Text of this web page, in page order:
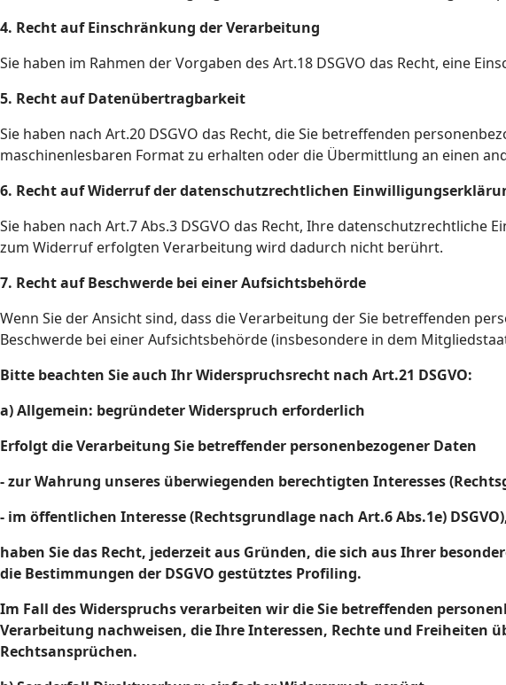
4. Recht auf Einschränkung der Verarbeitung
Sie haben im Rahmen der Vorgaben des Art.18 DSGVO das Recht, eine
5. Recht auf Datenübertragbarkeit
Sie haben nach Art.20 DSGVO das Recht, die Sie betreffenden
maschinenlesbaren Format zu erhalten oder die Übermittlung an einen
6. Recht auf Widerruf der datenschutzrechtlichen
Sie haben nach Art.7 Abs.3 DSGVO das Recht, Ihre
zum Widerruf erfolgten Verarbeitung wird dadurch nicht berührt.
7. Recht auf Beschwerde bei einer Aufsichtsbehörde
Wenn Sie der Ansicht sind, dass die Verarbeitung der Sie betreffenden
Beschwerde bei einer Aufsichtsbehörde (insbesondere in dem
Bitte beachten Sie auch Ihr Widerspruchsrecht nach Art.21 DSGVO:
a) Allgemein: begründeter Widerspruch erforderlich
Erfolgt die Verarbeitung Sie betreffender personenbezogener Daten
- zur Wahrung unseres überwiegenden berechtigten Interesses
- im öffentlichen Interesse (Rechtsgrundlage nach Art.6 Abs.1e)
haben Sie das Recht, jederzeit aus Gründen, die sich aus Ihrer
die Bestimmungen der DSGVO gestütztes Profiling.
Im Fall des Widerspruchs verarbeiten wir die Sie betreffenden
Verarbeitung nachweisen, die Ihre Interessen, Rechte und Freiheiten
Rechtsansprüchen.